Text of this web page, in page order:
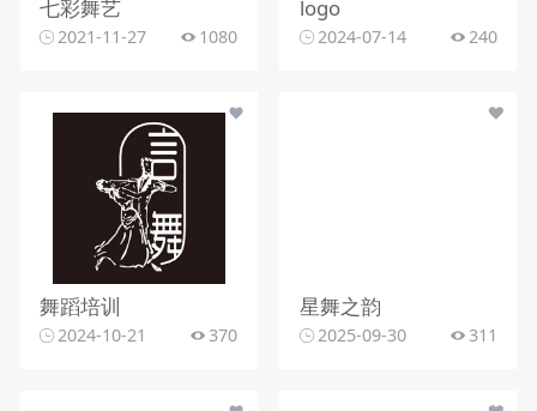
七彩舞艺
2021-11-27 1080
logo
2024-07-14 240
舞蹈培训
2024-10-21 370
星舞之韵
2025-09-30 311